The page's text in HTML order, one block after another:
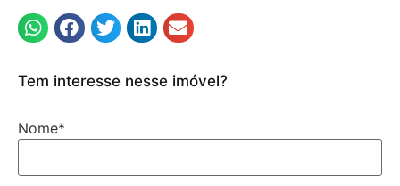
Tem interesse nesse imóvel?
Nome*